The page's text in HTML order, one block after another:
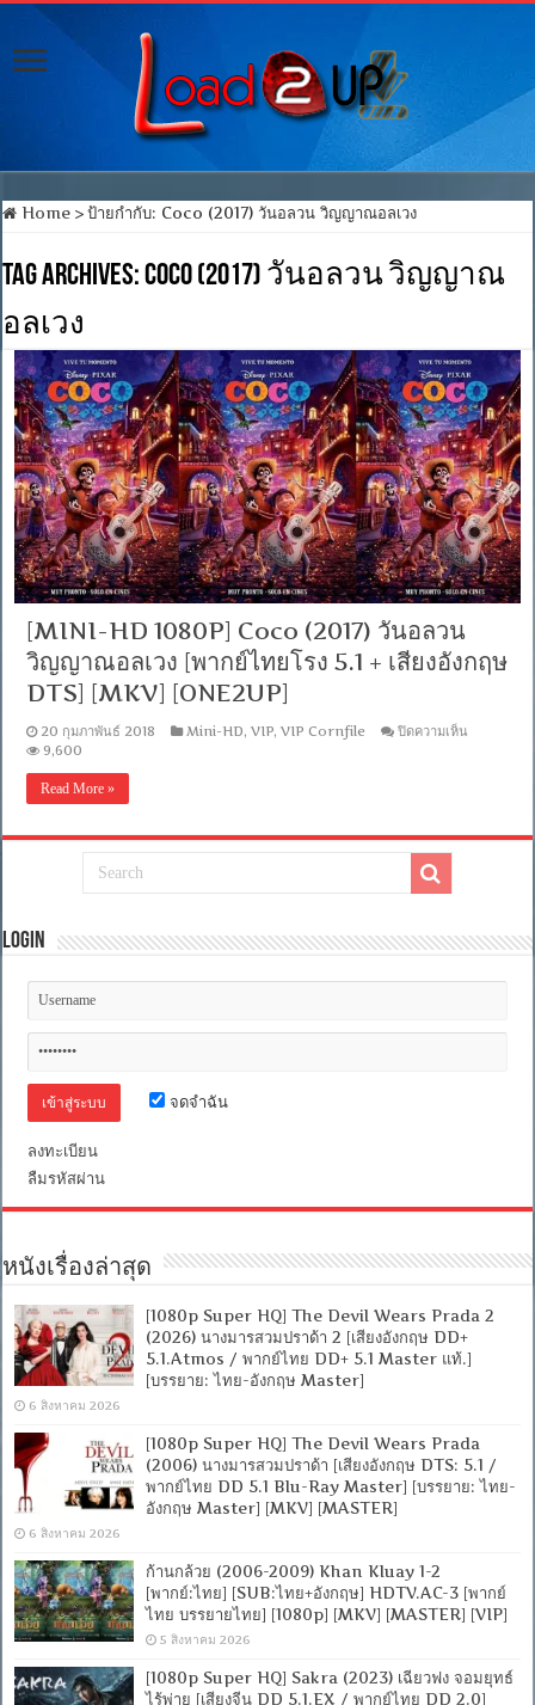
Home > ป้ายกำกับ: Coco (2017) วันอลวน วิญญาณอลเวง
Tag Archives:Coco (2017) วันอลวน วิญญาณ
อลเวง
[MINI-HD 1080P] Coco (2017) วันอลวน
วิญญาณอลเวง [พากย์ไทยโรง 5.1 + เสียงอังกฤษ
DTS] [MKV] [ONE2UP]
20 กุมภาพันธ์ 2018 Mini-HD,VIP,VIP Cornfile ปิดความเห็น
วัน
ไทย
5.1
9,600
Read More »
Login
จดจำฉัน
ลงทะเบียน
ลืมรหัสผ่าน
หนังเรื่องล่าสุด
[1080p Super HQ] The Devil Wears Prada 2
(2026) นางมารสวมปราด้า 2 [เสียงอังกฤษ DD+
5.1.Atmos / พากย์ไทย DD+ 5.1 Master แท้.]
[บรรยาย: ไทย-อังกฤษ Master]
6 สิงหาคม 2026
[1080p Super HQ] The Devil Wears Prada
(2006) นางมารสวมปราด้า [เสียงอังกฤษ DTS: 5.1 /
พากย์ไทย DD 5.1 Blu-Ray Master] [บรรยาย: ไทย-
อังกฤษ Master] [MKV] [MASTER]
6 สิงหาคม 2026
ก้านกล้วย (2006-2009) Khan Kluay 1-2
[พากย์:ไทย] [SUB:ไทย+อังกฤษ] HDTV.AC-3 [พากย์
ไทย บรรยายไทย] [1080p] [MKV] [MASTER] [VIP]
5 สิงหาคม 2026
[1080p Super HQ] Sakra (2023) เฉียวฟง จอมยุทธ์
ไร้พ่าย [เสียงจีน DD 5.1.EX / พากย์ไทย DD 2.0]